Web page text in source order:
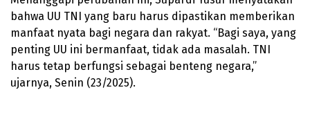
bahwa UU TNI yang baru harus dipastikan memberikan
manfaat nyata bagi negara dan rakyat. “Bagi saya, yang
penting UU ini bermanfaat, tidak ada masalah. TNI
harus tetap berfungsi sebagai benteng negara,”
ujarnya, Senin (23/2025).